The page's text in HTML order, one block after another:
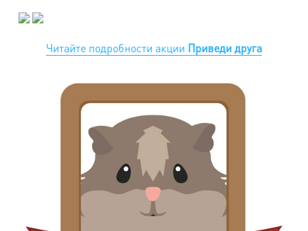
Читайте подробности акции Приведи друга